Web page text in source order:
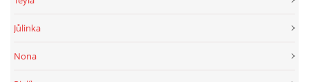
Jůlinka
Nona